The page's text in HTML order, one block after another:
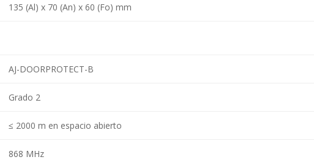
135 (Al) x 70 (An) x 60 (Fo) mm
AJ-DOORPROTECT-B
Grado 2
≤ 2000 m en espacio abierto
868 MHz